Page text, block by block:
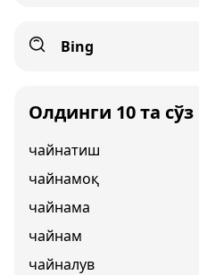
Bing
Олдинги 10 та сўз
чайнатиш
чайнамоқ
чайнама
чайнам
чайналув